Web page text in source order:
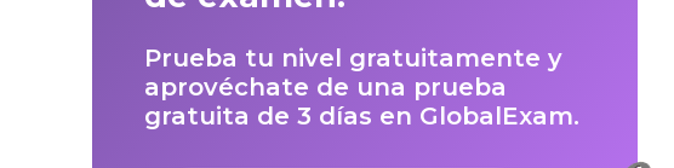
Prueba tu nivel gratuitamente y
aprovéchate de una prueba
gratuita de 3 días en GlobalExam.